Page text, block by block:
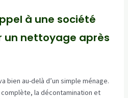
à une société
un nettoyage après
bien au-delà d’un simple ménage.
la décontamination et